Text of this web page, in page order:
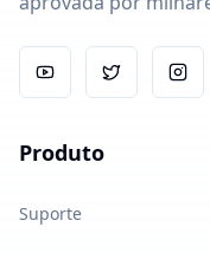
Produto
Suporte